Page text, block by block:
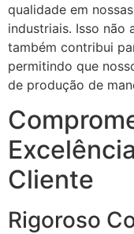
qualidade em
industriais. Isso não
também contribui
permitindo que
de produção de
Cliente
Rigoroso